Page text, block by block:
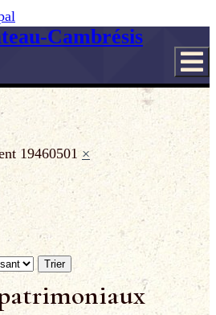
Cambrésis
19460501 ×
Trier